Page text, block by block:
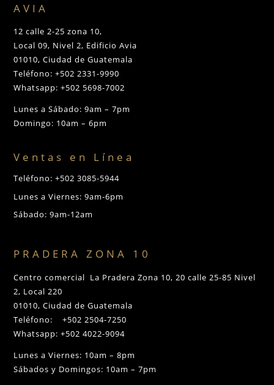
AVIA
12 calle 2-25 zona 10,
Local 09, Nivel 2, Edificio Avia
01010, Ciudad de Guatemala
Teléfono: +502 2331-9990
Whatsapp: +502 5698-7002
Lunes a Sábado: 9am – 7pm
Domingo: 10am – 6pm
Ventas en Línea
Teléfono: +502 3085-5944
Lunes a Viernes: 9am-6pm
Sábado: 9am-12am
PRADERA ZONA 10
Centro comercial La Pradera Zona 10, 20 calle 25-85 Nivel
2, Local 220
01010, Ciudad de Guatemala
Teléfono: +502 2504-7250
Whatsapp: +502 4022-9094
Lunes a Viernes: 10am – 8pm
Sábados y Domingos: 10am – 7pm